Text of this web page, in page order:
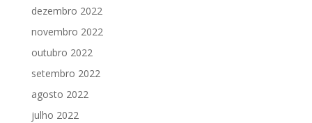
dezembro 2022
novembro 2022
outubro 2022
setembro 2022
agosto 2022
julho 2022